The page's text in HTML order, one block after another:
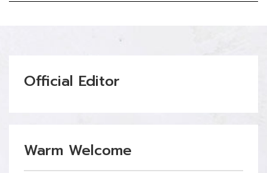
Official Editor
Warm Welcome